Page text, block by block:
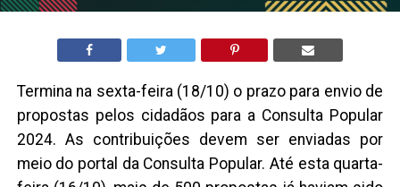
Termina na sexta-feira (18/10) o prazo para envio de
propostas pelos cidadãos para a Consulta Popular
2024. As contribuições devem ser enviadas por
meio do portal da Consulta Popular. Até esta quarta-